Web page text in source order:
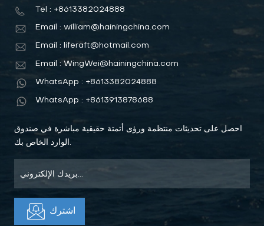
Tel : +8613382024888
Email : william@hainingchina.com
Email : liferaft@hotmail.com
Email : WingWei@hainingchina.com
WhatsApp : +8613382024888
WhatsApp : +8613913878688
احصل على تحديثات منتظمة ورؤى أتمتة حقيقية مباشرة في صندوق
الوارد الخاص بك.